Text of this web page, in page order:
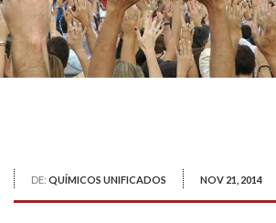
DE: QUÍMICOS UNIFICADOS NOV 21, 2014